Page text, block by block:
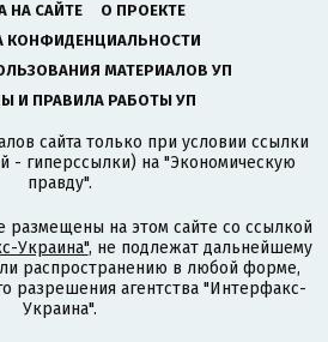
НА САЙТЕ
О ПРОЕКТЕ
КОНФИДЕНЦИАЛЬНОСТИ
МАТЕРИАЛОВ УП
И ПРАВИЛА РАБОТЫ УП
сайта только при условии ссылки
- гиперссылки) на "Экономическую
правду".
размещены на этом сайте со ссылкой
Украина", не подлежат дальнейшему
распространению в любой форме,
разрешения агентства "Интерфакс-
Украина".